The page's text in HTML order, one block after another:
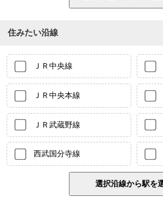
住みたい沿線
ＪＲ中央線
ＪＲ中央本線
ＪＲ武蔵野線
西武国分寺線